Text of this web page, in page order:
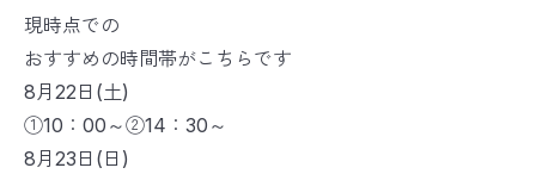
現時点での
おすすめの時間帯がこちらです
8月22日(土)
①10：00～②14：30～
8月23日(日)